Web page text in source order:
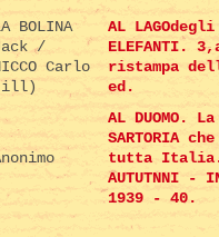
BOLINA
/
Carlo
AL LAGOdegli
ELEFANTI.
ristampa
ed.
AL DUOMO. La
SARTORIA
tutta
AUTUTNNI -
1939 - 40.